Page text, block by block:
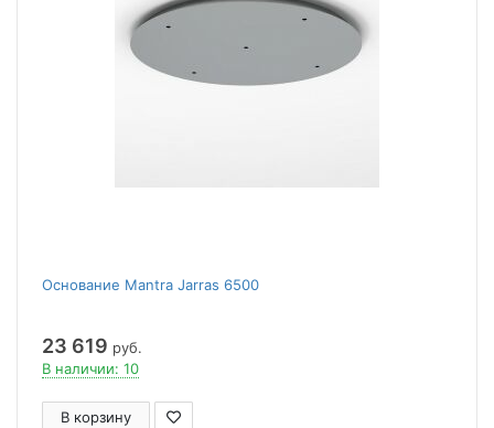
Основание Mantra Jarras 6500
23 619 руб.
В наличии: 10
В корзину